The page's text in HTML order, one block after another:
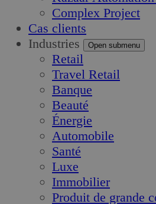
Complex Project
Cas clients
Industries
Open submenu
Retail
Travel Retail
Banque
Beauté
Énergie
Automobile
Santé
Luxe
Immobilier
Produit de grande